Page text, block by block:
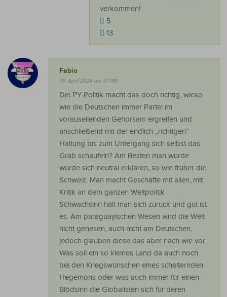
verkommen!
5
13
Fabio
15. April 2024 um 07:49
Die PY Politik macht das doch richtig, wieso
wie die Deutschen immer Partei im
vorauseilenden Gehorsam ergreifen und
anschließend mit der endlich „richtigen“
Haltung bis zum Untergang sich selbst das
Grab schaufeln? Am Besten man würde
würde sich neutral erklären, so wie früher die
Schweiz. Man macht Geschäfte mit allen, mit
Kritik an dem ganzen Weltpolitik
Schwachsinn hält man sich zurück und gut ist
es. Am paraguayischen Wesen wird die Welt
nicht genesen, auch nicht am Deutschen,
jedoch glauben diese das aber nach wie vor.
Was soll ein so kleines Land da auch noch
bei den Kriegswünschen eines scheiternden
Hegemons oder was auch immer für einen
Blödsinn die Globalisten sich für deren